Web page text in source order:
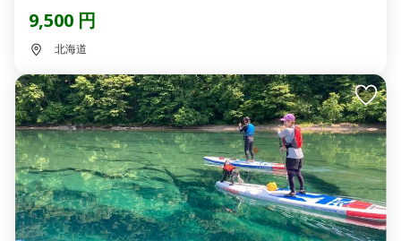
9,500 円
北海道